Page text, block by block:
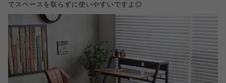
でスペースを取らずに使いやすいですよ◎